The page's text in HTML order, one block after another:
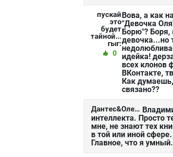
пускай
это
будет
тайной...
гыг:
0
Вова, а как
"Девочка
Борю"? Боря,
девочка...но
идейка!
всех клонов
ВКонтакте,
Как
связано??
Дантес&Олейник:
интеллекта. Просто
мне, не знают тех
в той или иной
Главное, что я умный.